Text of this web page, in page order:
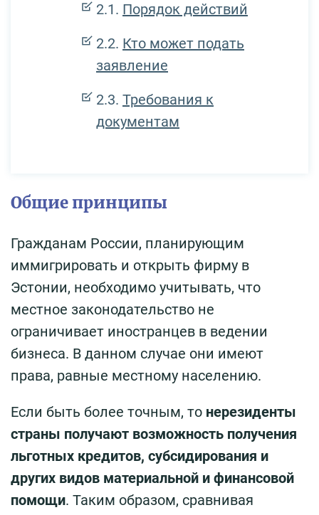
Порядок действий
Кто может подать
заявление
Требования к
документам
Общие принципы
Гражданам России, планирующим
иммигрировать и открыть фирму в
Эстонии, необходимо учитывать, что
местное законодательство не
ограничивает иностранцев в ведении
бизнеса. В данном случае они имеют
права, равные местному населению.
Если быть более точным, то нерезиденты
страны получают возможность получения
льготных кредитов, субсидирования и
других видов материальной и финансовой
помощи. Таким образом, сравнивая